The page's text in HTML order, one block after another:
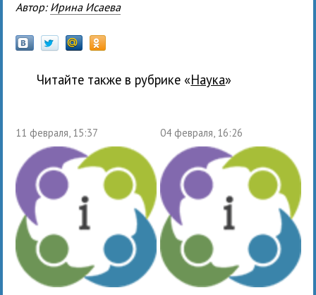
Автор: Ирина Исаева
Читайте также в рубрике « наука»
11 февраля, 15:37 04 февраля, 16:26